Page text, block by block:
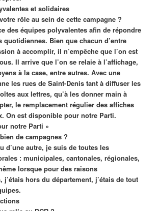
et solidaires
rôle au sein de cette campagne ?
des équipes polyvalentes afin de répondre
Bien que chacun d’entre
à accomplir, il n’empêche que l’on est
Il arrive que l’on se relaie à l’affichage,
à la case, entre autres. Avec une
les rues de Saint-Denis tant à diffuser les
aux lettres, qu’à les donner main à
le remplacement régulier des affiches
On est disponible pour notre Parti.
notre Parti »
de campagnes ?
d’une autre, je suis de toutes les
: municipales, cantonales, régionales,
lorsque pour des raisons
j’étais hors du département, j’étais de tout